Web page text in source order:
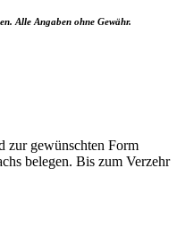
Alle Angaben ohne Gewähr.
zur gewünschten Form
belegen. Bis zum Verzehr